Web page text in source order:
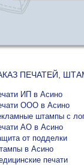
ПЕЧАТЕЙ,
ИП в Асино
ООО в Асино
штампы с
АО в Асино
от подделки
в Асино
печати